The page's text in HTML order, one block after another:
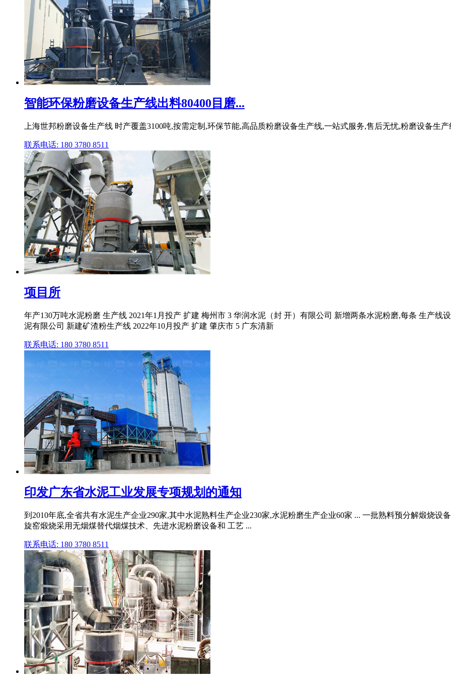
智能环保粉磨设备生产线出料80400目磨...
上海世邦粉磨设备生产线 时产覆盖3100吨,按需定制,环保节能,高品质粉磨设备生产线,一站式服务,售后无忧,粉磨设备生
联系电话: 180 3780 8511
项目所
年产130万吨水泥粉磨 生产线 2021年1月投产 扩建 梅州市 3 华润水泥（封 开）有限公司 新增两条水泥粉磨,每条 生产线
泥有限公司 新建矿渣粉生产线 2022年10月投产 扩建 肇庆市 5 广东清新
联系电话: 180 3780 8511
印发广东省水泥工业发展专项规划的通知
到2010年底,全省共有水泥生产企业290家,其中水泥熟料生产企业230家,水泥粉磨生产企业60家 ... 一批熟料预分解煅烧
旋窑煅烧采用无烟煤替代烟煤技术、先进水泥粉磨设备和 工艺 ...
联系电话: 180 3780 8511